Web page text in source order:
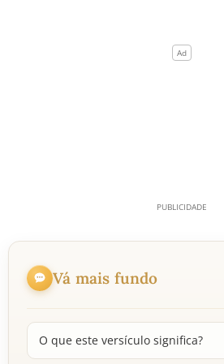
Vá mais fundo
O que este versículo significa?